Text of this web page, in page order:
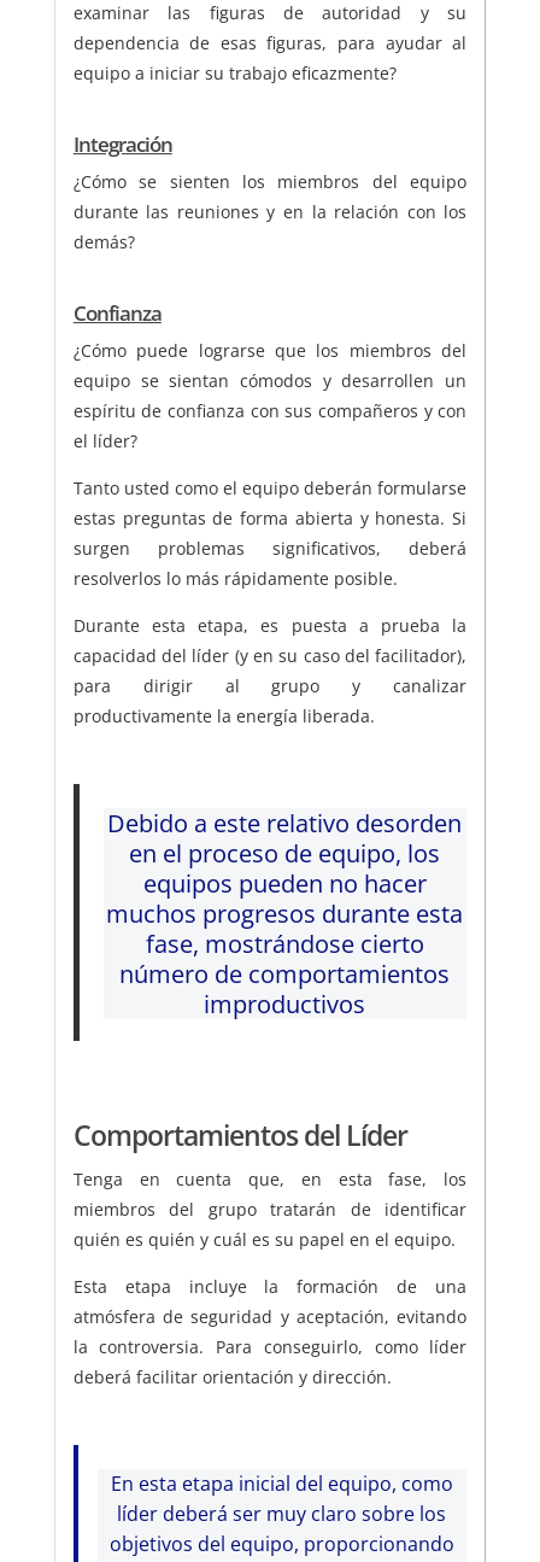
examinar las figuras de autoridad y su
dependencia de esas figuras, para ayudar al
equipo a iniciar su trabajo eficazmente?
Integración
¿Cómo se sienten los miembros del equipo
durante las reuniones y en la relación con los
demás?
Confianza
¿Cómo puede lograrse que los miembros del
equipo se sientan cómodos y desarrollen un
espíritu de confianza con sus compañeros y con
el líder?
Tanto usted como el equipo deberán formularse
estas preguntas de forma abierta y honesta. Si
surgen problemas significativos, deberá
resolverlos lo más rápidamente posible.
Durante esta etapa, es puesta a prueba la
capacidad del líder (y en su caso del facilitador),
para dirigir al grupo y canalizar
productivamente la energía liberada.
Debido a este relativo desorden
en el proceso de equipo, los
equipos pueden no hacer
muchos progresos durante esta
fase, mostrándose cierto
número de comportamientos
improductivos
Comportamientos del Líder
Tenga en cuenta que, en esta fase, los
miembros del grupo tratarán de identificar
quién es quién y cuál es su papel en el equipo.
Esta etapa incluye la formación de una
atmósfera de seguridad y aceptación, evitando
la controversia. Para conseguirlo, como líder
deberá facilitar orientación y dirección.
En esta etapa inicial del equipo, como
líder deberá ser muy claro sobre los
objetivos del equipo, proporcionando